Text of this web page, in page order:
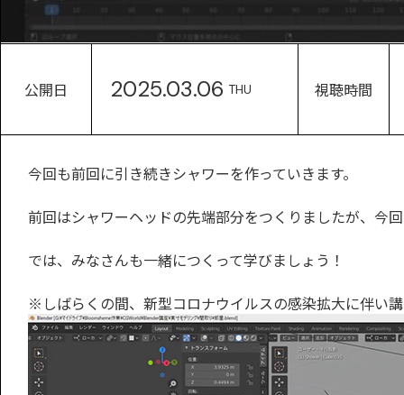
公開日 2025.03.06 THU 視聴時間
今回も前回に引き続きシャワーを作っていきます。
前回はシャワーヘッドの先端部分をつくりましたが、今
では、みなさんも一緒につくって学びましょう！
※しばらくの間、新型コロナウイルスの感染拡大に伴い